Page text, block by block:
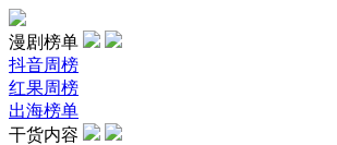
漫剧榜单
抖音周榜
红果周榜
出海榜单
干货内容